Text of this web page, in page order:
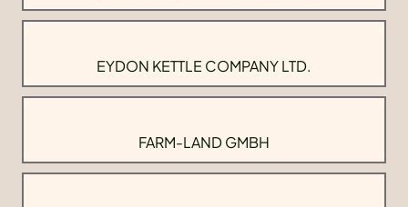
EYDON KETTLE COMPANY LTD.
FARM-LAND GMBH